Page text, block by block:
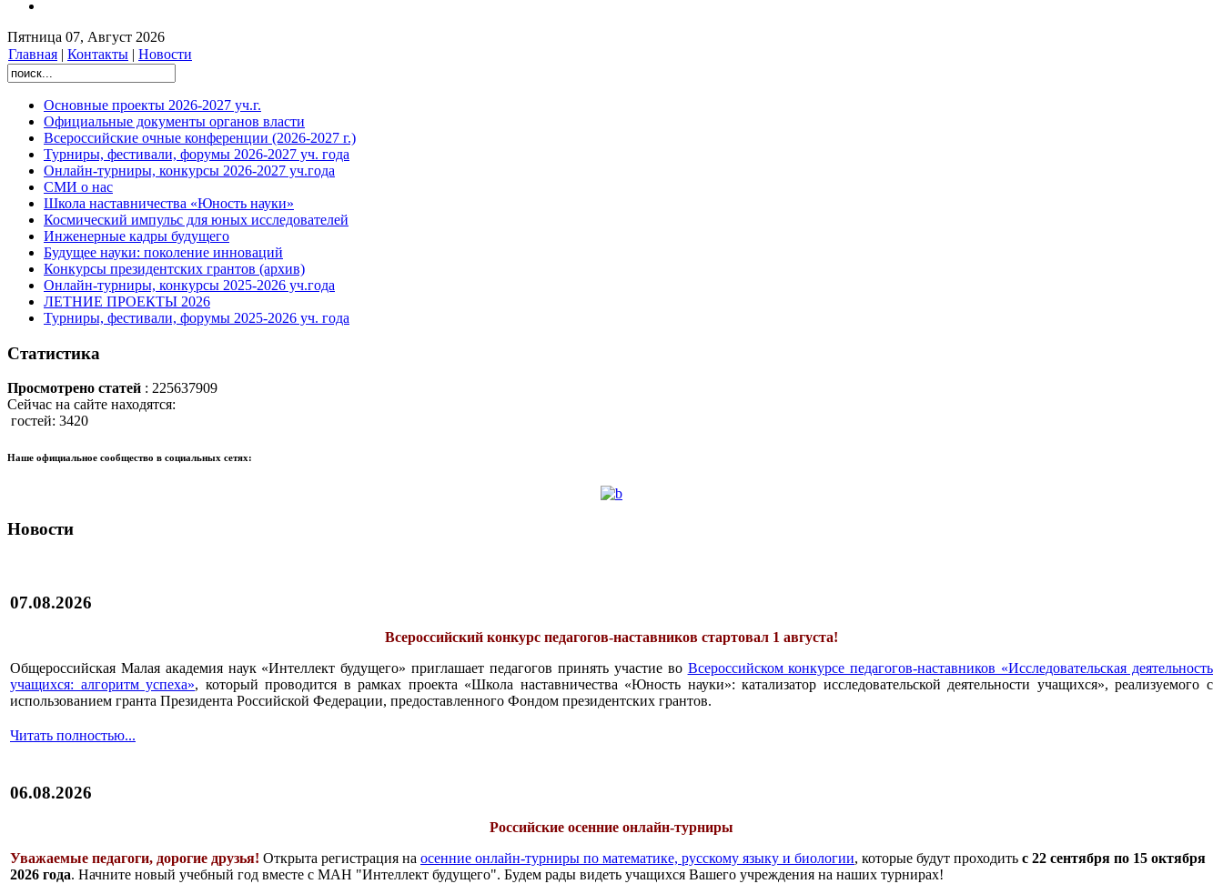
Пятница 07, Август 2026
Главная | Контакты | Новости
Основные проекты 2026-2027 уч.г.
Официальные документы органов власти
Всероссийские очные конференции (2026-2027 г.)
Турниры, фестивали, форумы 2026-2027 уч. года
Онлайн-турниры, конкурсы 2026-2027 уч.года
СМИ о нас
Школа наставничества «Юность науки»
Космический импульс для юных исследователей
Инженерные кадры будущего
Будущее науки: поколение инноваций
Конкурсы президентских грантов (архив)
Онлайн-турниры, конкурсы 2025-2026 уч.года
ЛЕТНИЕ ПРОЕКТЫ 2026
Турниры, фестивали, форумы 2025-2026 уч. года
Статистика
Просмотрено статей : 225637909
Сейчас на сайте находятся:
гостей: 3420
Наше официальное сообщество в социальных сетях:
Новости
07.08.2026
Всероссийский конкурс педагогов-наставников стартовал 1 августа!
Общероссийская Малая академия наук «Интеллект будущего» приглашает педагогов принять участие во Всероссийском конкурсе педагогов-наставников «Исследовательская деятельность
учащихся: алгоритм успеха», который проводится в рамках проекта «Школа наставничества «Юность науки»: катализатор исследовательской деятельности учащихся», реализуемого с
использованием гранта Президента Российской Федерации, предоставленного Фондом президентских грантов.
Читать полностью...
06.08.2026
Российские осенние онлайн-турниры
Уважаемые педагоги, дорогие друзья! Открыта регистрация на осенние онлайн-турниры по математике, русскому языку и биологии, которые будут проходить с 22 сентября по 15 октября
2026 года. Начните новый учебный год вместе с МАН "Интеллект будущего". Будем рады видеть учащихся Вашего учреждения на наших турнирах!